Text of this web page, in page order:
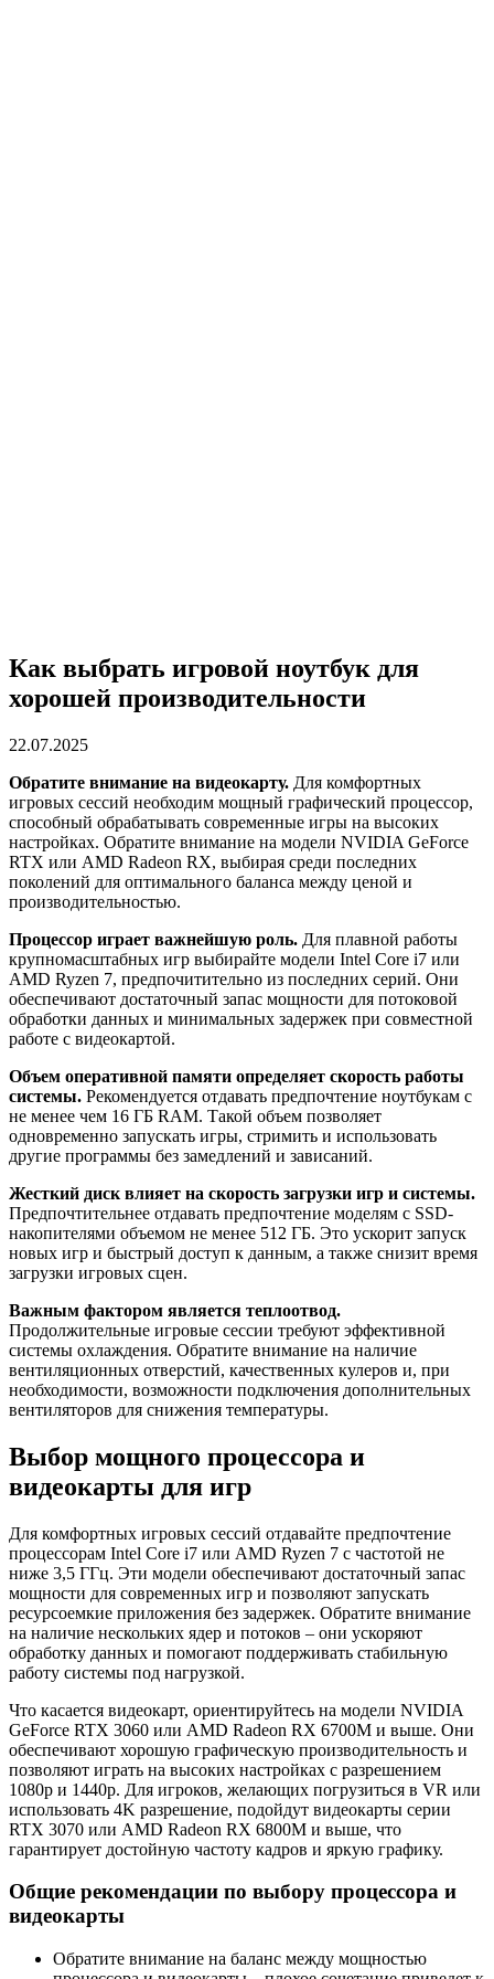
Как выбрать игровой ноутбук для
хорошей производительности
22.07.2025
Обратите внимание на видеокарту. Для комфортных
игровых сессий необходим мощный графический процессор,
способный обрабатывать современные игры на высоких
настройках. Обратите внимание на модели NVIDIA GeForce
RTX или AMD Radeon RX, выбирая среди последних
поколений для оптимального баланса между ценой и
производительностью.
Процессор играет важнейшую роль. Для плавной работы
крупномасштабных игр выбирайте модели Intel Core i7 или
AMD Ryzen 7, предпочитительно из последних серий. Они
обеспечивают достаточный запас мощности для потоковой
обработки данных и минимальных задержек при совместной
работе с видеокартой.
Объем оперативной памяти определяет скорость работы
системы. Рекомендуется отдавать предпочтение ноутбукам с
не менее чем 16 ГБ RAM. Такой объем позволяет
одновременно запускать игры, стримить и использовать
другие программы без замедлений и зависаний.
Жесткий диск влияет на скорость загрузки игр и системы.
Предпочтительнее отдавать предпочтение моделям с SSD-
накопителями объемом не менее 512 ГБ. Это ускорит запуск
новых игр и быстрый доступ к данным, а также снизит время
загрузки игровых сцен.
Важным фактором является теплоотвод.
Продолжительные игровые сессии требуют эффективной
системы охлаждения. Обратите внимание на наличие
вентиляционных отверстий, качественных кулеров и, при
необходимости, возможности подключения дополнительных
вентиляторов для снижения температуры.
Выбор мощного процессора и
видеокарты для игр
Для комфортных игровых сессий отдавайте предпочтение
процессорам Intel Core i7 или AMD Ryzen 7 с частотой не
ниже 3,5 ГГц. Эти модели обеспечивают достаточный запас
мощности для современных игр и позволяют запускать
ресурсоемкие приложения без задержек. Обратите внимание
на наличие нескольких ядер и потоков – они ускоряют
обработку данных и помогают поддерживать стабильную
работу системы под нагрузкой.
Что касается видеокарт, ориентируйтесь на модели NVIDIA
GeForce RTX 3060 или AMD Radeon RX 6700M и выше. Они
обеспечивают хорошую графическую производительность и
позволяют играть на высоких настройках с разрешением
1080p и 1440p. Для игроков, желающих погрузиться в VR или
использовать 4K разрешение, подойдут видеокарты серии
RTX 3070 или AMD Radeon RX 6800M и выше, что
гарантирует достойную частоту кадров и яркую графику.
Общие рекомендации по выбору процессора и
видеокарты
Обратите внимание на баланс между мощностью